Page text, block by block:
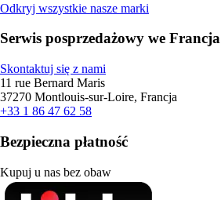
Odkryj wszystkie nasze marki
Serwis posprzedażowy we Francja
Skontaktuj się z nami
11 rue Bernard Maris
37270 Montlouis-sur-Loire, Francja
+33 1 86 47 62 58
Bezpieczna płatność
Kupuj u nas bez obaw